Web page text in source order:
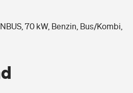
70 kW, Benzin, Bus/Kombi,